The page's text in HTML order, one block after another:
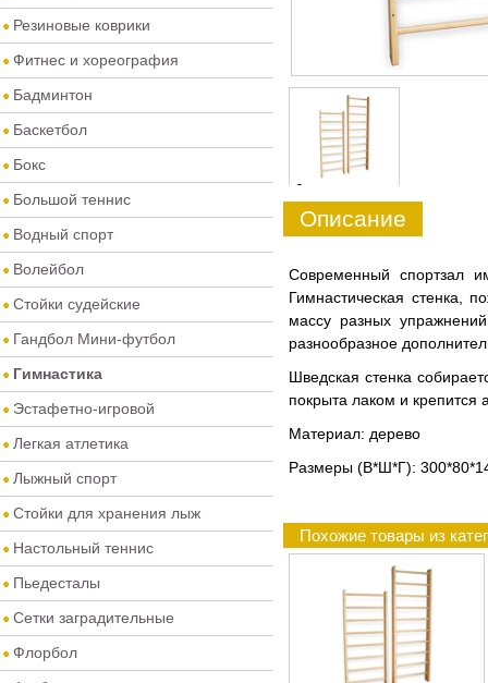
Резиновые коврики
Фитнес и хореография
Бадминтон
Баскетбол
Бокс
Большой теннис
Водный спорт
Волейбол
Стойки судейские
Гандбол Мини-футбол
Гимнастика
Эстафетно-игровой
Легкая атлетика
Лыжный спорт
Стойки для хранения лыж
Настольный теннис
Пьедесталы
Сетки заградительные
Флорбол
0
Описание
Современный спортзал
Гимнастическая стенка,
массу разных
разнообразное
Шведская стенка
покрыта лаком и крепится
Материал: дерево
Размеры (В*Ш*Г):
Похожие товары из